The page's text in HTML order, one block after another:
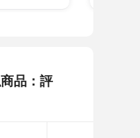
品：評